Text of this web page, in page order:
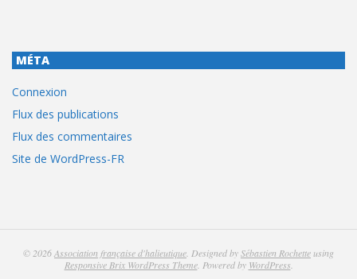
MÉTA
Connexion
Flux des publications
Flux des commentaires
Site de WordPress-FR
© 2026Association française d'halieutique. Designed bySébastien Rochetteusing
Responsive Brix WordPress Theme. Powered by WordPress.